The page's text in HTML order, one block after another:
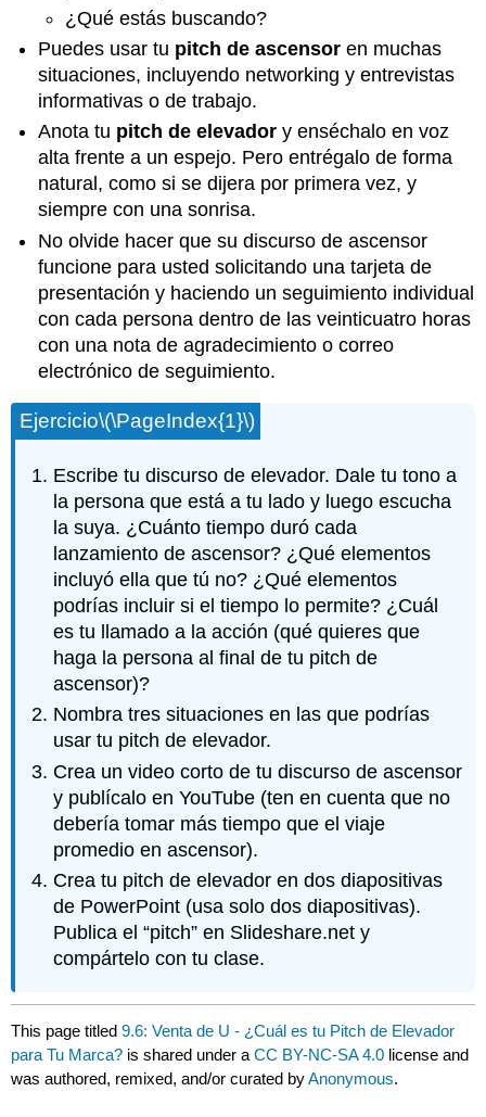
¿Qué estás buscando?
Puedes usar tu pitch de ascensor en muchas
situaciones, incluyendo networking y entrevistas
informativas o de trabajo.
Anota tu pitch de elevador y enséchalo en voz
alta frente a un espejo. Pero entrégalo de forma
natural, como si se dijera por primera vez, y
siempre con una sonrisa.
No olvide hacer que su discurso de ascensor
funcione para usted solicitando una tarjeta de
presentación y haciendo un seguimiento individual
con cada persona dentro de las veinticuatro horas
con una nota de agradecimiento o correo
electrónico de seguimiento.
Ejercicio\(\PageIndex{1}\)
Escribe tu discurso de elevador. Dale tu tono a
la persona que está a tu lado y luego escucha
la suya. ¿Cuánto tiempo duró cada
lanzamiento de ascensor? ¿Qué elementos
incluyó ella que tú no? ¿Qué elementos
podrías incluir si el tiempo lo permite? ¿Cuál
es tu llamado a la acción (qué quieres que
haga la persona al final de tu pitch de
ascensor)?
Nombra tres situaciones en las que podrías
usar tu pitch de elevador.
Crea un video corto de tu discurso de ascensor
y publícalo en YouTube (ten en cuenta que no
debería tomar más tiempo que el viaje
promedio en ascensor).
Crea tu pitch de elevador en dos diapositivas
de PowerPoint (usa solo dos diapositivas).
Publica el “pitch” en Slideshare.net y
compártelo con tu clase.
This page titled9.6: Venta de U - ¿Cuál es tu Pitch de Elevador
para Tu Marca? is shared under aCC BY-NC-SA 4.0 license and
was authored, remixed, and/or curated byAnonymous.